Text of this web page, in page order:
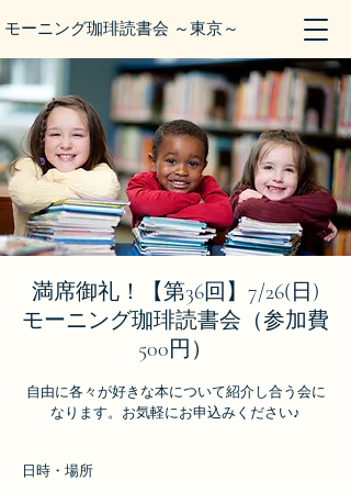
モーニング珈琲読書会 ～東京～
満席御礼！【第36回】7/26(日)
モーニング珈琲読書会（参加費
500円）
自由に各々が好きな本について紹介し合う会に
なります。お気軽にお申込みください♪
日時・場所